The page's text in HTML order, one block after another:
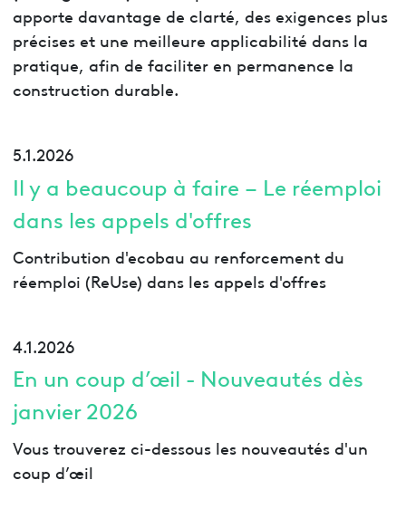
apporte davantage de clarté, des exigences plus
précises et une meilleure applicabilité dans la
pratique, afin de faciliter en permanence la
construction durable.
5.1.2026
Il y a beaucoup à faire – Le réemploi
dans les appels d'offres
Contribution d'ecobau au renforcement du
réemploi (ReUse) dans les appels d'offres
4.1.2026
En un coup d’œil - Nouveautés dès
janvier 2026
Vous trouverez ci-dessous les nouveautés d'un
coup d’œil